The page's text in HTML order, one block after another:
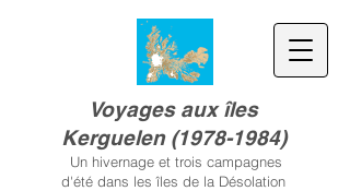
Voyages aux îles
Kerguelen (1978-1984)
Un hivernage et trois campagnes
d'été dans les îles de la Désolation